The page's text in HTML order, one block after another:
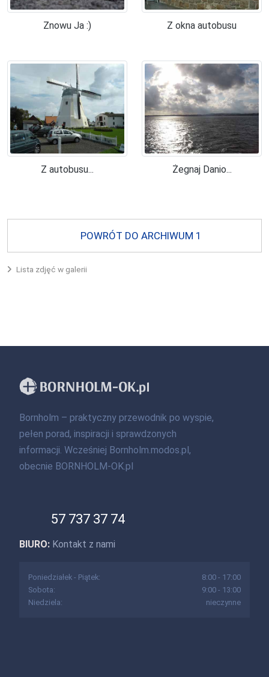
Znowu Ja :) Z okna autobusu
Z autobusu... Żegnaj Danio...
POWRÓT DO ARCHIWUM 1
Lista zdjęć w galerii
Bornholm – praktyczny przewodnik po wyspie,
pełen porad, inspiracji i sprawdzonych
informacji. Wcześniej Bornholm.modos.pl,
obecnie BORNHOLM-OK.pl
57 737 37 74
BIURO: Kontakt z nami
Poniedziałek - Piątek:
8:00 - 17:00
Sobota:
9:00 - 13:00
Niedziela:
nieczynne